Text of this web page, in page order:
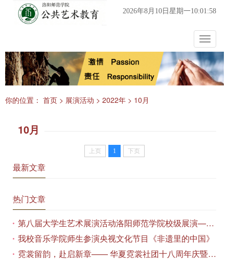
2026年8月10日星期一10:01:58
Toggle
你的位置： 首页 > 展演活动 > 2022年 > 10月
10月
上页 1 下页
最新文章
热门文章
第八届大学生艺术展演活动洛阳师范学院校级展演——艺术作品专场展览在美术与艺术学院顺利开展
我校音乐学院师生参演央视文化节目《非遗里的中国》
霓裳留韵，赴启新章—— 华夏霓裳社团十八周年庆暨毕业季特别演出圆满落幕